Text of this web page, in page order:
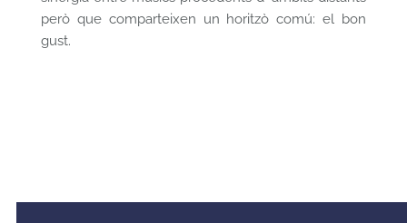
però que comparteixen un horitzò comú: el bon
gust.